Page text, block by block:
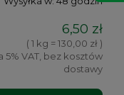
6,50 zł
( 1 kg = 130,00 zł )
5% VAT, bez kosztów
dostawy